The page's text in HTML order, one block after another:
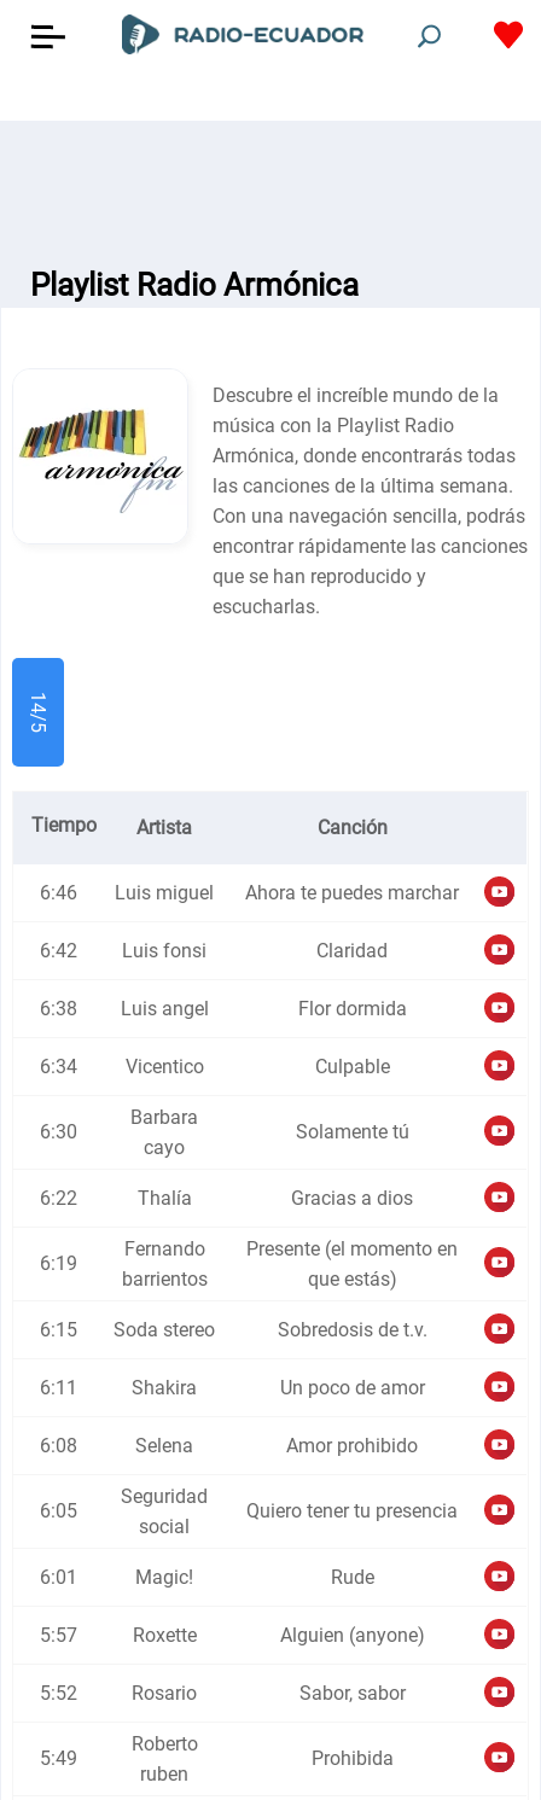
Playlist Radio Armónica
Descubre el increíble mundo de la
música con la Playlist Radio
Armónica, donde encontrarás todas
las canciones de la última semana.
Con una navegación sencilla, podrás
encontrar rápidamente las canciones
que se han reproducido y
escucharlas.
14/5
Tiempo Artista Canción
6:46 Luis miguel Ahora te puedes marchar
6:42 Luis fonsi Claridad
6:38 Luis angel Flor dormida
6:34 Vicentico Culpable
6:30
Barbara
cayo
Solamente tú
6:22 Thalía Gracias a dios
6:19
Fernando
barrientos
Presente (el momento en
que estás)
6:15 Soda stereo Sobredosis de t.v.
6:11 Shakira Un poco de amor
6:08 Selena Amor prohibido
6:05
Seguridad
social
Quiero tener tu presencia
6:01 Magic! Rude
5:57 Roxette Alguien (anyone)
5:52 Rosario Sabor, sabor
5:49
Roberto
ruben
Prohibida